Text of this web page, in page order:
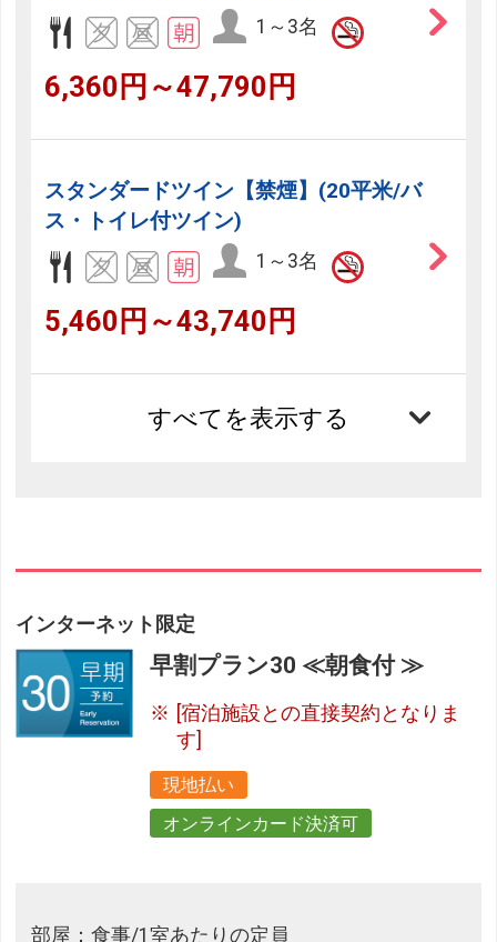
1～3名
6,360円～47,790円
スタンダードツイン【禁煙】(20平米/バ
ス・トイレ付ツイン)
1～3名
5,460円～43,740円
すべてを表示する
インターネット限定
早割プラン30 ≪朝食付 ≫
[宿泊施設との直接契約となりま
す]
現地払い
オンラインカード決済可
部屋：食事/1室あたりの定員